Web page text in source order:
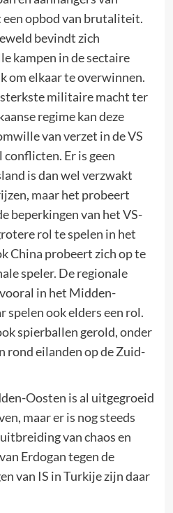
opbod van brutaliteit.
bevindt zich
kampen in de sectaire
om elkaar te overwinnen.
sterkste militaire macht ter
regime kan deze
van verzet in de VS
Er is geen
is dan wel verzwakt
maar het probeert
beperkingen van het VS-
rol te spelen in het
China probeert zich op te
speler. De regionale
in het Midden-
spelen ook elders een rol.
spierballen gerold, onder
rond eilanden op de Zuid-
Oosten is al uitgegroeid
maar er is nog steeds
van chaos en
Erdogan tegen de
van IS in Turkije zijn daar